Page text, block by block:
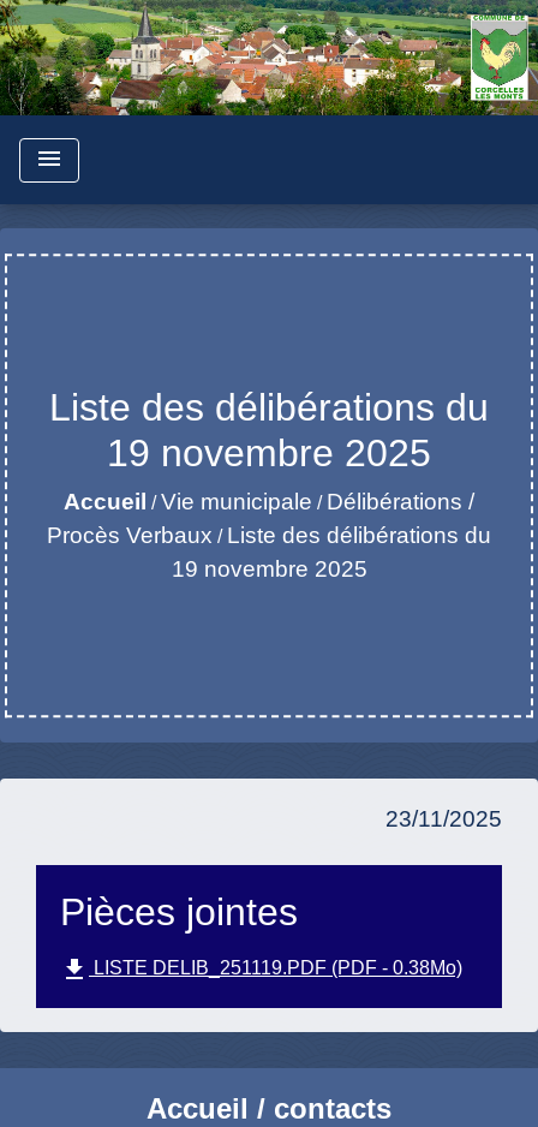
menu
Liste des délibérations du
19 novembre 2025
Accueil /Vie municipale / Délibérations /
Procès Verbaux / Liste des délibérations du
19 novembre 2025
23/11/2025
Pièces jointes
file_download LISTE DELIB_251119.PDF (PDF - 0.38Mo)
Accueil / contacts